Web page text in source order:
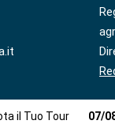
il Tuo Tour 07/